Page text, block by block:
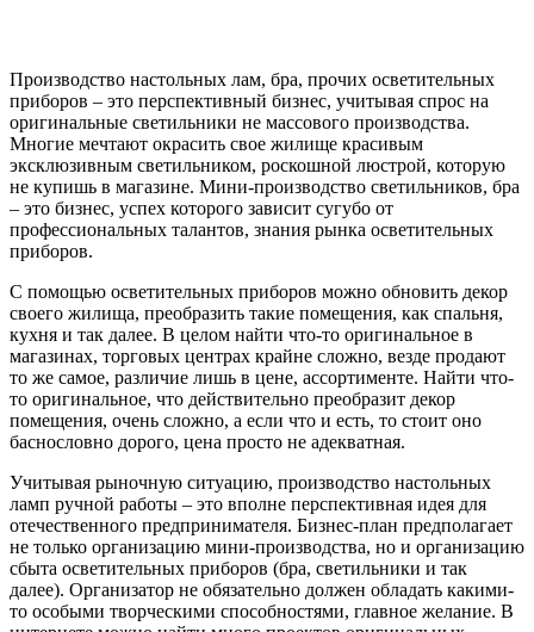
Производство настольных лам, бра, прочих осветительных
приборов – это перспективный бизнес, учитывая спрос на
оригинальные светильники не массового производства.
Многие мечтают окрасить свое жилище красивым
эксклюзивным светильником, роскошной люстрой, которую
не купишь в магазине. Мини-производство светильников, бра
– это бизнес, успех которого зависит сугубо от
профессиональных талантов, знания рынка осветительных
приборов.
С помощью осветительных приборов можно обновить декор
своего жилища, преобразить такие помещения, как спальня,
кухня и так далее. В целом найти что-то оригинальное в
магазинах, торговых центрах крайне сложно, везде продают
то же самое, различие лишь в цене, ассортименте. Найти что-
то оригинальное, что действительно преобразит декор
помещения, очень сложно, а если что и есть, то стоит оно
баснословно дорого, цена просто не адекватная.
Учитывая рыночную ситуацию, производство настольных
ламп ручной работы – это вполне перспективная идея для
отечественного предпринимателя. Бизнес-план предполагает
не только организацию мини-производства, но и организацию
сбыта осветительных приборов (бра, светильники и так
далее). Организатор не обязательно должен обладать какими-
то особыми творческими способностями, главное желание. В